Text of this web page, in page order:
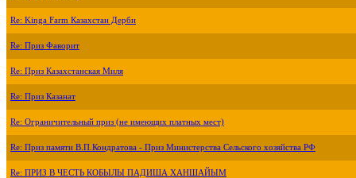
Re: Kinga Farm Казахстан Дерби
Re: Приз Фаворит
Re: Приз Казахстанская Миля
Re: Приз Казанат
Re: Ограничительный приз (не имеющих платных мест)
Re: Приз памяти В.П.Кондратова - Приз Министерства Сельского хозяйства РФ
Re: ПРИЗ В ЧЕСТЬ КОБЫЛЫ ПАДИША ХАНШАЙЫМ